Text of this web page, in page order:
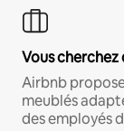
Vous cherchez
Airbnb
meublés
des employés